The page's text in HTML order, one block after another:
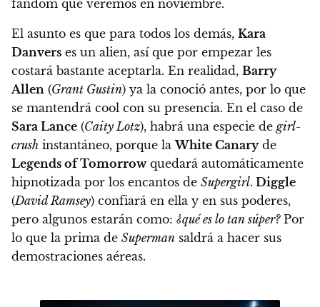
fandom que veremos en noviembre.
El asunto es que para todos los demás, Kara
Danvers es un alien, así que por empezar les
costará bastante aceptarla. En realidad, Barry
Allen (Grant Gustin) ya la conoció antes, por lo que
se mantendrá cool con su presencia. En el caso de
Sara Lance (Caity Lotz), habrá una especie de girl-
crush instantáneo, porque laWhite Canaryde
Legends of Tomorrowquedará automáticamente
hipnotizada por los encantos de Supergirl. Diggle
(David Ramsey) confiará en ella y en sus poderes,
pero algunos estarán como: ¿qué es lo tan súper?Por
lo que la prima de Superman saldrá a hacer sus
demostraciones aéreas.